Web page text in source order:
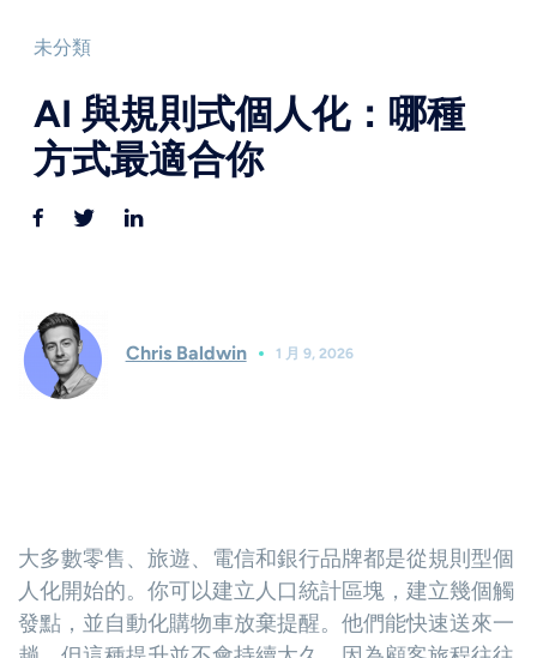
未分類
AI 與規則式個人化：哪種
方式最適合你
Chris Baldwin 1 月 9, 2026
大多數零售、旅遊、電信和銀行品牌都是從規則型個
人化開始的。你可以建立人口統計區塊，建立幾個觸
發點，並自動化購物車放棄提醒。他們能快速送來一